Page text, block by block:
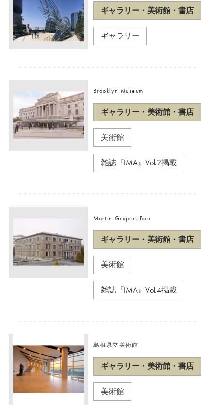
ギャラリー・美術館・書店
ギャラリー
Brooklyn Museum
ギャラリー・美術館・書店
美術館
雑誌『IMA』Vol.2掲載
Martin-Gropius-Bau
ギャラリー・美術館・書店
美術館
雑誌『IMA』Vol.4掲載
島根県立美術館
ギャラリー・美術館・書店
美術館